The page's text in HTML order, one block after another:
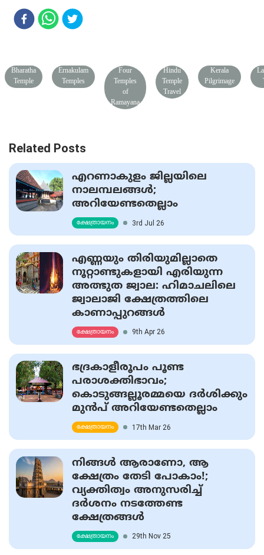
Bharatha
Temple
Ernakulam
Temples
Four
Temples
of
Ramayana
Hindu
Temple
Travel
Kerala
Pilgrimage
Related Posts
എറണാകുളം ജില്ലയിലെ
നാലമ്പലങ്ങള്‍;
അറിയേണ്ടതെല്ലാം
ക്ഷേത്രായനം 3rd Jul 26
എണ്ണയും തിരിയുമില്ലാതെ
നൂറ്റാണ്ടുകളായി എരിയുന്ന
അത്ഭുത ജ്വാല: ഹിമാചലിലെ
ജ്വാലാജി ക്ഷേത്രത്തിലെ
കാണാപ്പുറങ്ങള്‍
ക്ഷേത്രായനം 9th Apr 26
ഭദ്രകാളീരൂപം പൂണ്ട
പരാശക്തിഭാവം;
കൊടുങ്ങല്ലൂരമ്മയെ ദർശിക്കും
മുൻപ് അറിയേണ്ടതെല്ലാം
ക്ഷേത്രായനം 17th Mar 26
നിങ്ങൾ ആരാണോ, ആ
ക്ഷേത്രം തേടി പോകാം!;
വ്യക്തിത്വം അനുസരിച്ച്
ദര്‍ശനം നടത്തേണ്ട
ക്ഷേത്രങ്ങള്‍
ക്ഷേത്രായനം 29th Nov 25